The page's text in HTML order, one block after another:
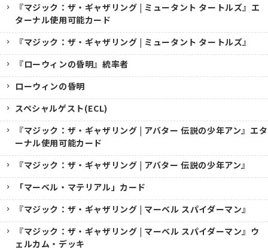
『マジック：ザ・ギャザリング | ミュータント タートルズ』エ
ターナル使用可能カード
『マジック：ザ・ギャザリング | ミュータント タートルズ』
『ローウィンの昏明』統率者
ローウィンの昏明
スペシャルゲスト(ECL)
『マジック：ザ・ギャザリング | アバター 伝説の少年アン』エタ
ーナル使用可能カード
『マジック：ザ・ギャザリング | アバター 伝説の少年アン』
「マーベル・マテリアル」カード
『マジック：ザ・ギャザリング | マーベル スパイダーマン』
『マジック：ザ・ギャザリング | マーベル スパイダーマン』ウ
ェルカム・デッキ